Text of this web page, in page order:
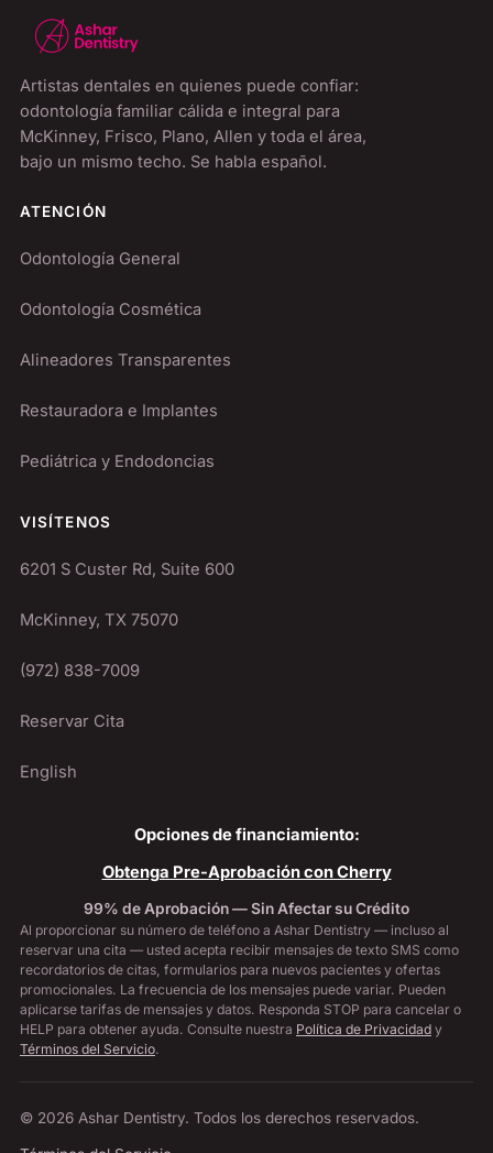
Artistas dentales en quienes puede confiar:
odontología familiar cálida e integral para
McKinney, Frisco, Plano, Allen y toda el área,
bajo un mismo techo. Se habla español.
ATENCIÓN
Odontología General
Odontología Cosmética
Alineadores Transparentes
Restauradora e Implantes
Pediátrica y Endodoncias
VISÍTENOS
6201 S Custer Rd, Suite 600
McKinney, TX 75070
(972) 838-7009
Reservar Cita
English
Opciones de financiamiento:
Obtenga Pre-Aprobación con Cherry
99% de Aprobación — Sin Afectar su Crédito
Al proporcionar su número de teléfono a Ashar Dentistry — incluso al
reservar una cita — usted acepta recibir mensajes de texto SMS como
recordatorios de citas, formularios para nuevos pacientes y ofertas
promocionales. La frecuencia de los mensajes puede variar. Pueden
aplicarse tarifas de mensajes y datos. Responda STOP para cancelar o
HELP para obtener ayuda. Consulte nuestra Política de Privacidad y
Términos del Servicio.
© 2026 Ashar Dentistry. Todos los derechos reservados.